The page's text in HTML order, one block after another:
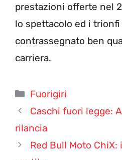
prestazioni offerte nel
lo spettacolo ed i
contrassegnato ben
carriera.
Categorie
Fuorigiri
Caschi fuori legge:
rilancia
Red Bull Moto